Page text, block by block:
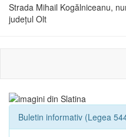
Strada Mihail Kogălniceanu,
județul Olt
Buletin informativ (Legea